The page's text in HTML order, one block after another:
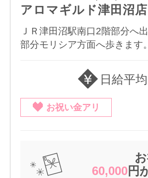
アロマギルド津田沼店
ＪＲ津田沼駅南口2階部分へ
部分モリシア方面へ歩きます
日給平均
お祝い金アリ
60,000円